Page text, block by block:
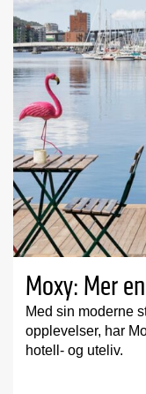
Moxy: Mer
Med sin moderne
opplevelser, har
hotell- og uteliv.